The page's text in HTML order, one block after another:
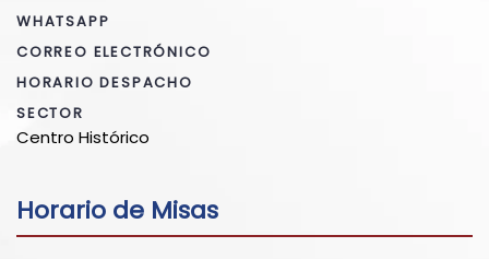
WHATSAPP
CORREO ELECTRÓNICO
HORARIO DESPACHO
SECTOR
Centro Histórico
Horario de Misas